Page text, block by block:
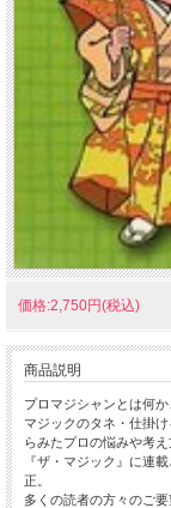
価格:2,750円(税込)
商品説明
プロマジシャンとは何
マジックのタネ・仕掛
らみたプロの悩みや考
『ザ・マジック』に連
正。
多くの読者の方々のご